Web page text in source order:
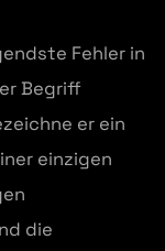
Fehler in
Begriff
er ein
einzigen
die